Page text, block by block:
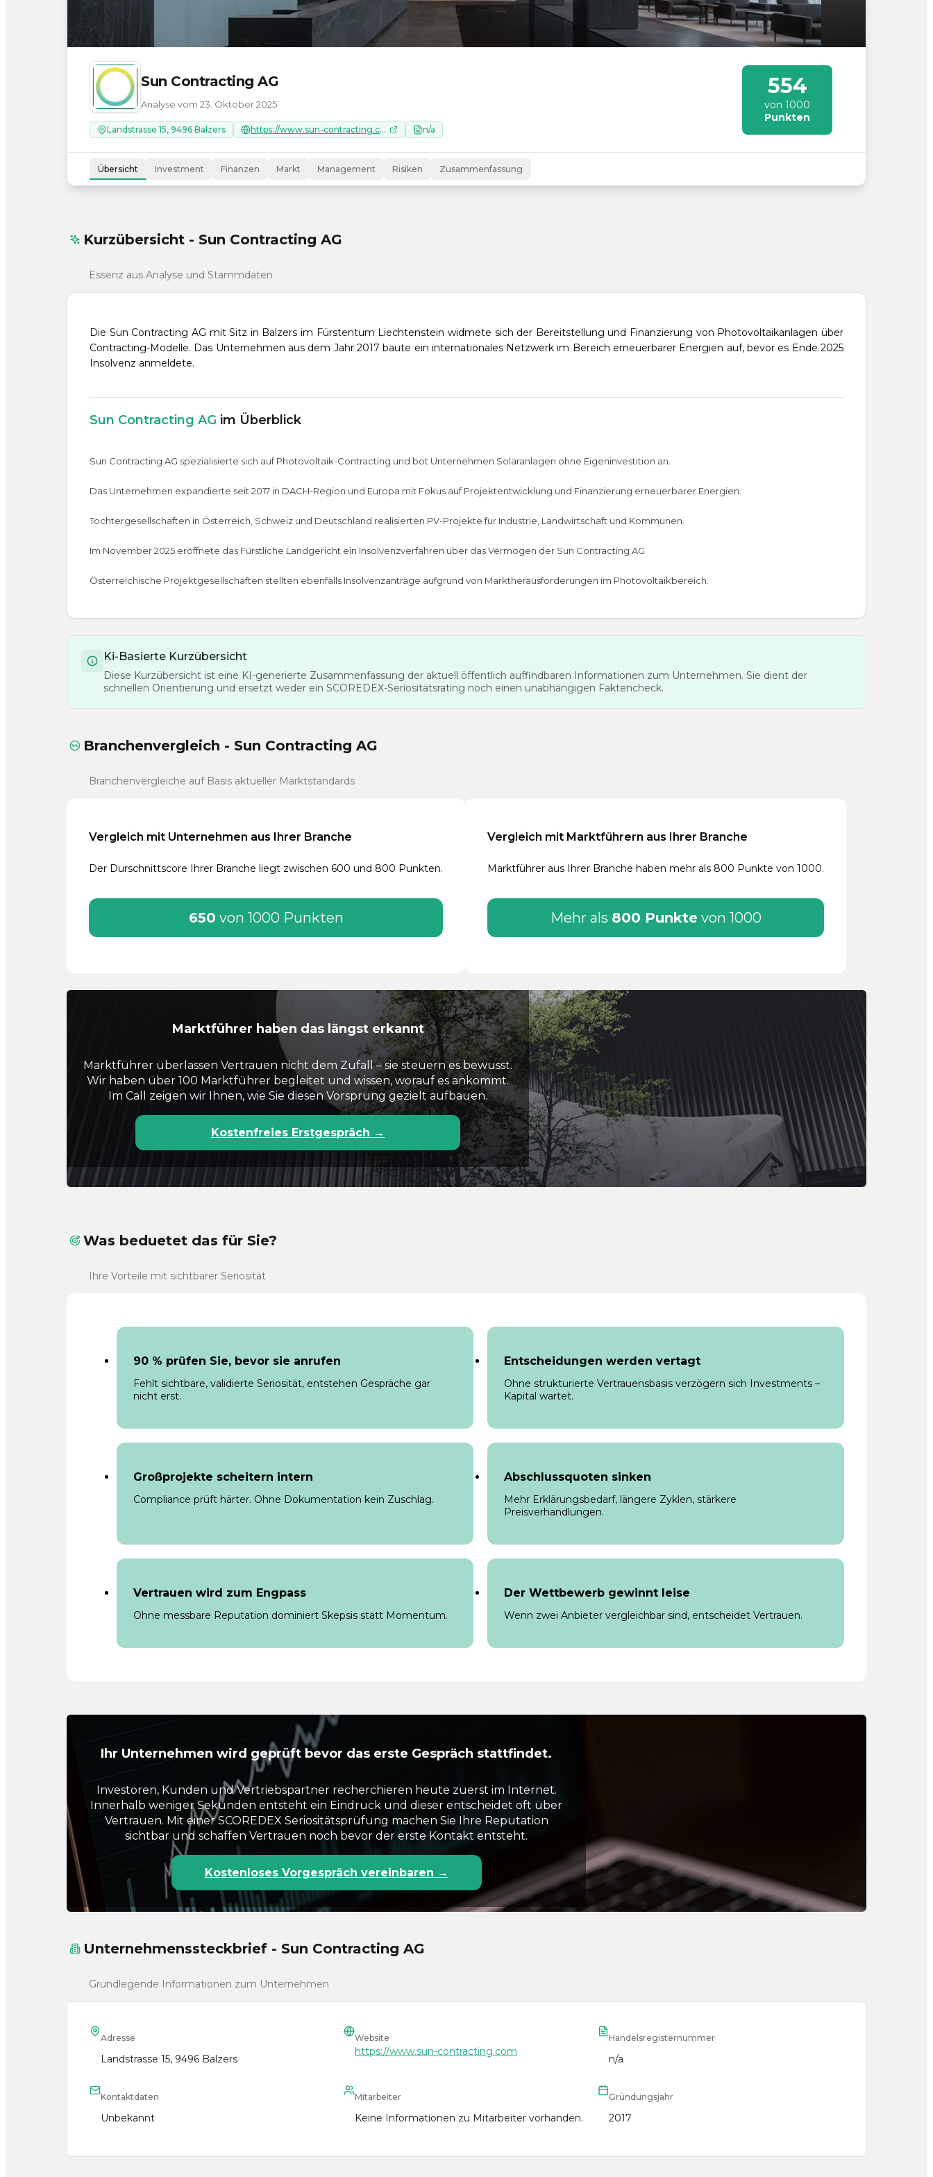
Sun Contracting AG
Analyse vom 23. Oktober 2025
Landstrasse 15, 9496 Balzers https://www.sun-contracting.com n/a
554
von 1000
Punkten
Übersicht Investment Finanzen Markt Management Risiken Zusammenfassung
Kurzübersicht - Sun Contracting AG
Essenz aus Analyse und Stammdaten
Die Sun Contracting AG mit Sitz in Balzers im Fürstentum Liechtenstein widmete sich der Bereitstellung und Finanzierung von Photovoltaikanlagen über
Contracting-Modelle. Das Unternehmen aus dem Jahr 2017 baute ein internationales Netzwerk im Bereich erneuerbarer Energien auf, bevor es Ende 2025
Insolvenz anmeldete.
Sun Contracting AG im Überblick
Sun Contracting AG spezialisierte sich auf Photovoltaik-Contracting und bot Unternehmen Solaranlagen ohne Eigeninvestition an.
Das Unternehmen expandierte seit 2017 in DACH-Region und Europa mit Fokus auf Projektentwicklung und Finanzierung erneuerbarer Energien.
Tochtergesellschaften in Österreich, Schweiz und Deutschland realisierten PV-Projekte für Industrie, Landwirtschaft und Kommunen.
Im November 2025 eröffnete das Fürstliche Landgericht ein Insolvenzverfahren über das Vermögen der Sun Contracting AG.
Österreichische Projektgesellschaften stellten ebenfalls Insolvenzanträge aufgrund von Marktherausforderungen im Photovoltaikbereich.
Ki-Basierte Kurzübersicht
Diese Kurzübersicht ist eine KI-generierte Zusammenfassung der aktuell öffentlich auffindbaren Informationen zum Unternehmen. Sie dient der
schnellen Orientierung und ersetzt weder ein SCOREDEX-Seriositätsrating noch einen unabhängigen Faktencheck.
Branchenvergleich - Sun Contracting AG
Branchenvergleiche auf Basis aktueller Marktstandards
Vergleich mit Unternehmen aus Ihrer Branche
Der Durschnittscore Ihrer Branche liegt zwischen 600 und 800 Punkten.
650 von 1000 Punkten
Vergleich mit Marktführern aus Ihrer Branche
Marktführer aus Ihrer Branche haben mehr als 800 Punkte von 1000.
Mehr als 800 Punktevon 1000
Marktführer haben das längst erkannt
Marktführer überlassen Vertrauen nicht dem Zufall – sie steuern es bewusst.
Wir haben über 100 Marktführer begleitet und wissen, worauf es ankommt.
Im Call zeigen wir Ihnen, wie Sie diesen Vorsprung gezielt aufbauen.
Kostenfreies Erstgespräch →
Was beduetet das für Sie?
Ihre Vorteile mit sichtbarer Seriosität
90 % prüfen Sie, bevor sie anrufen
Fehlt sichtbare, validierte Seriosität, entstehen Gespräche gar
nicht erst.
Entscheidungen werden vertagt
Ohne strukturierte Vertrauensbasis verzögern sich Investments –
Kapital wartet.
Großprojekte scheitern intern
Compliance prüft härter. Ohne Dokumentation kein Zuschlag.
Abschlussquoten sinken
Mehr Erklärungsbedarf, längere Zyklen, stärkere
Preisverhandlungen.
Vertrauen wird zum Engpass
Ohne messbare Reputation dominiert Skepsis statt Momentum.
Der Wettbewerb gewinnt leise
Wenn zwei Anbieter vergleichbar sind, entscheidet Vertrauen.
Ihr Unternehmen wird geprüft bevor das erste Gespräch stattfindet.
Investoren, Kunden und Vertriebspartner recherchieren heute zuerst im Internet.
Innerhalb weniger Sekunden entsteht ein Eindruck und dieser entscheidet oft über
Vertrauen. Mit einer SCOREDEX Seriositätsprüfung machen Sie Ihre Reputation
sichtbar und schaffen Vertrauen noch bevor der erste Kontakt entsteht.
Kostenloses Vorgespräch vereinbaren →
Unternehmenssteckbrief - Sun Contracting AG
Grundlegende Informationen zum Unternehmen
Adresse
Landstrasse 15, 9496 Balzers
Website
https://www.sun-contracting.com
Handelsregisternummer
n/a
Kontaktdaten
Unbekannt
Mitarbeiter
Keine Informationen zu Mitarbeiter vorhanden.
Gründungsjahr
2017